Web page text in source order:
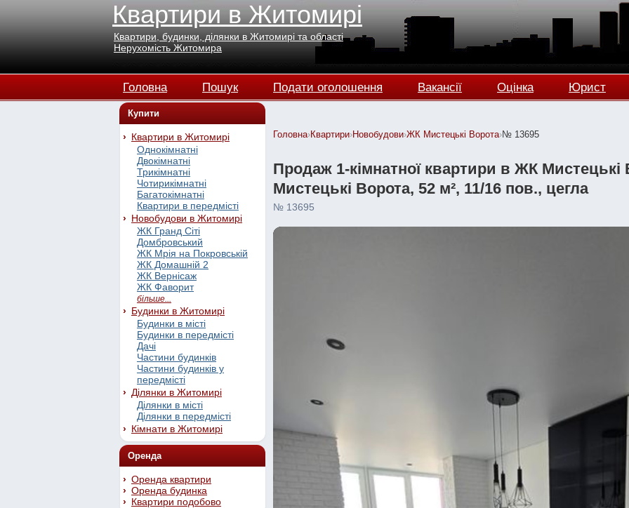
Квартири в Житомирі
Квартири, будинки, ділянки в Житомирі та області
Нерухомість Житомира
Головна Пошук Подати оголошення Вакансії Оцінка Юрист
Купити
Квартири в Житомирі
Однокімнатні
Двокімнатні
Трикімнатні
Чотирикімнатні
Багатокімнатні
Квартири в передмісті
Новобудови в Житомирі
ЖК Гранд Сіті
Домбровський
ЖК Мрія на Покровській
ЖК Домашній 2
ЖК Вернісаж
ЖК Фаворит
більше...
Будинки в Житомирі
Будинки в місті
Будинки в передмісті
Дачі
Частини будинків
Частини будинків у
передмісті
Ділянки в Житомирі
Ділянки в місті
Ділянки в передмісті
Кімнати в Житомирі
Оренда
Оренда квартири
Оренда будинка
Квартири подобово
Головна›Квартири›Новобудови›ЖК Мистецькі Ворота›№ 13695
Продаж 1-кімнатної квартири в ЖК
Мистецькі Ворота, 52 м², 11/16 пов., цегла
№ 13695